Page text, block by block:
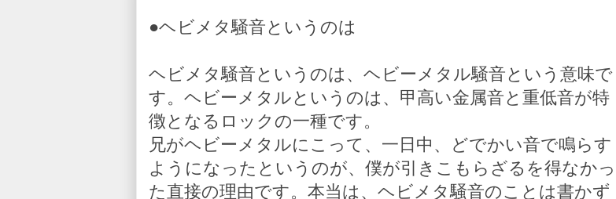
●ヘビメタ騒音というのは
ヘビメタ騒音というのは、ヘビーメタル騒音という意味で
す。ヘビーメタルというのは、甲高い金属音と重低音が特
徴となるロックの一種です。
兄がヘビーメタルにこって、一日中、どでかい音で鳴らす
ようになったというのが、僕が引きこもらざるを得なかっ
た直接の理由です。本当は、ヘビメタ騒音のことは書かず